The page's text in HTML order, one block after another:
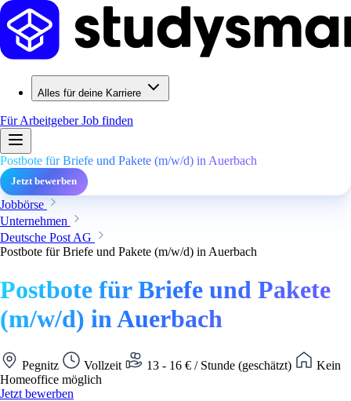
Alles für deine Karriere
Für ArbeitgeberJob finden
Postbote für Briefe und Pakete (m/w/d) in Auerbach
Jetzt bewerben
Jobbörse
Unternehmen
Deutsche Post AG
Postbote für Briefe und Pakete (m/w/d) in Auerbach
Postbote für Briefe und Pakete
(m/w/d) in Auerbach
Pegnitz Vollzeit 13 - 16 € / Stunde (geschätzt)
Kein
Homeoffice möglich
Jetzt bewerben